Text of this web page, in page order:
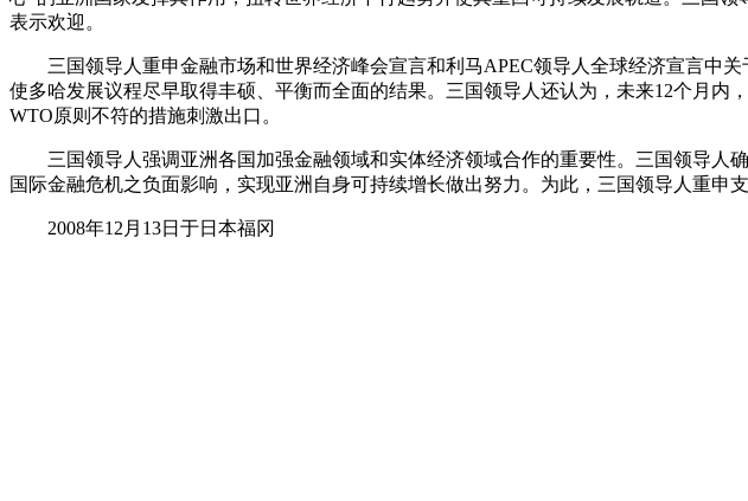
表示欢迎。
三国领导人重申金融市场和世界经济峰会宣言和利马APEC领导人全球经济宣言中关
使多哈发展议程尽早取得丰硕、平衡而全面的结果。三国领导人还认为，未来12个月
WTO原则不符的措施刺激出口。
三国领导人强调亚洲各国加强金融领域和实体经济领域合作的重要性。三国领导人
国际金融危机之负面影响，实现亚洲自身可持续增长做出努力。为此，三国领导人重申
2008年12月13日于日本福冈